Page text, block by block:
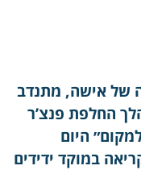
של אישה, מתנדב
החלפת פנצ’ר
היום
התקבלה קריאה במוקד ידידים